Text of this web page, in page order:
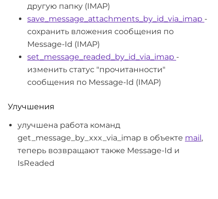
другую папку (IMAP)
save_message_attachments_by_id_via_imap -
сохранить вложения сообщения по
Message-Id (IMAP)
set_message_readed_by_id_via_imap -
изменить статус "прочитанности"
сообщения по Message-Id (IMAP)
Улучшения
улучшена работа команд
get_message_by_xxx_via_imap в объекте mail,
теперь возвращают также Message-Id и
IsReaded